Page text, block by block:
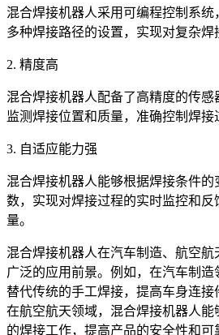
混合焊接机器人采用可编程控制系
多种焊接路径的设置，实现对复杂焊
2. 精度高
混合焊接机器人配备了高精度的传
监测焊接位置和质量，准确控制焊接
3. 自适应能力强
混合焊接机器人能够根据焊接条件
数，实现对焊接过程的实时监控和
量。
混合焊接机器人在汽车制造、航空
广泛的应用前景。例如，在汽车制
替代传统的手工焊接，提高车身连接
在航空航天领域，混合焊接机器人
的焊接工作，提高产品的安全性和可